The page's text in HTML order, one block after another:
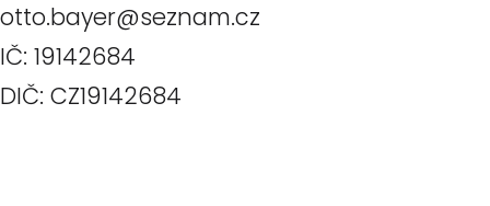
otto.bayer@seznam.cz
IČ: 19142684
DIČ: CZ19142684